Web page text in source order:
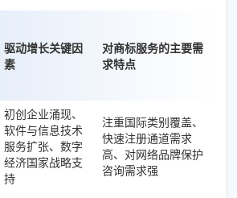
驱动增长关键因
素
对商标服务的主要需
求特点
初创企业涌现、
软件与信息技术
服务扩张、数字
经济国家战略支
持
注重国际类别覆盖、
快速注册通道需求
高、对网络品牌保护
咨询需求强